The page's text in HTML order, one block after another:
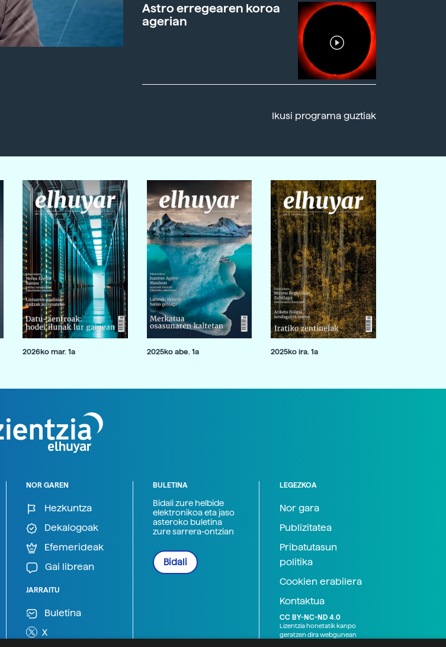
Astro erregearen koroa
agerian
Ikusi programa guztiak
2026ko mar. 1a 2025ko abe. 1a 2025ko ira. 1a
NOR GAREN
Hezkuntza
Dekalogoak
Efemerideak
Gai librean
JARRAITU
Buletina
X
BULETINA
Bidali zure helbide
elektronikoa eta jaso
asteroko buletina
zure sarrera-ontzian
Bidali
LEGEZKOA
Nor gara
Publizitatea
Pribatutasun
politika
Cookien erabilera
Kontaktua
CC BY-NC-ND 4.0
Lizentzia honetatik kanpo
geratzen dira webgunean